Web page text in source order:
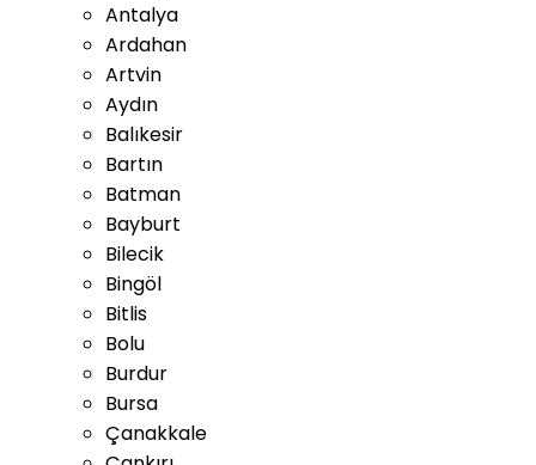
Antalya
Ardahan
Artvin
Aydın
Balıkesir
Bartın
Batman
Bayburt
Bilecik
Bingöl
Bitlis
Bolu
Burdur
Bursa
Çanakkale